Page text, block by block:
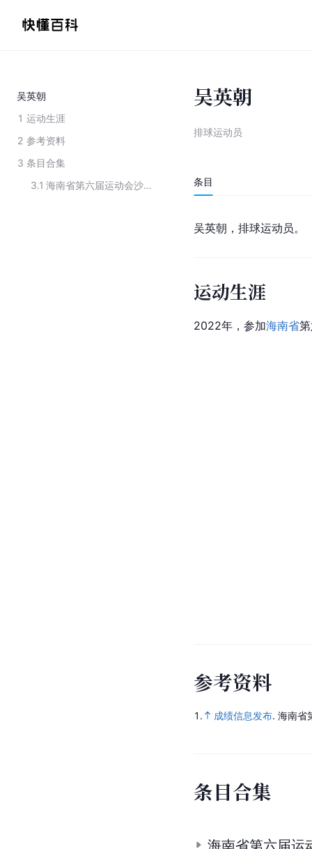
吴英朝
1 运动生涯
2 参考资料
3 条目合集
3.1
海南省第六届运动会沙滩排球比赛少年男子甲组八强
吴英朝
排球运动员
条目
吴英朝，排球运动员。
运动生涯
2022年，参加海南省
参考资料
1. 成绩信息发布. 海南省
条目合集
海南省第六届运